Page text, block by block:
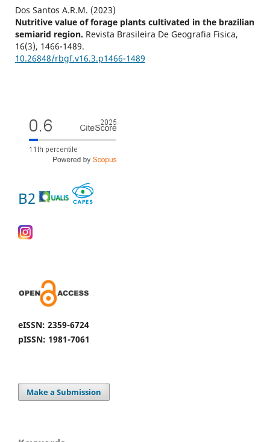
Dos Santos A.R.M. (2023)
Nutritive value of forage plants cultivated in the brazilian
semiarid region. Revista Brasileira De Geografia Fisica,
16(3), 1466-1489.
10.26848/rbgf.v16.3.p1466-1489
B2
eISSN: 2359-6724
pISSN: 1981-7061
Make a Submission